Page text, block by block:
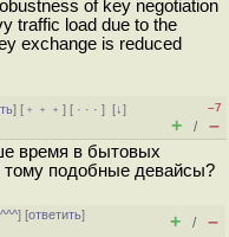
of key negotiation
traffic load due to the
exchange is reduced
] [ ﹢﹢﹢] [ · · ·][↓]
–7
+ / –
время в бытовых
тому подобные девайсы?
^^^] [ответить]
+ / –